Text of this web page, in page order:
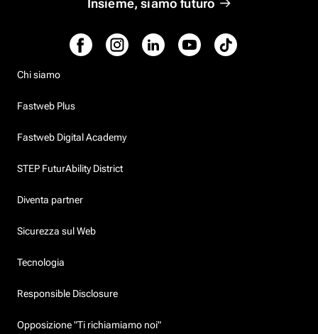
Insieme, siamo futuro
Chi siamo
Fastweb Plus
Fastweb Digital Academy
STEP FuturAbility District
Diventa partner
Sicurezza sul Web
Tecnologia
Responsible Disclosure
Opposizione "Ti richiamiamo noi"